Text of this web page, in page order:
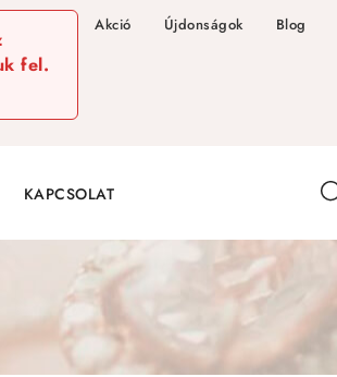
fel.
Akció Újdonságok Blog
KAPCSOLAT